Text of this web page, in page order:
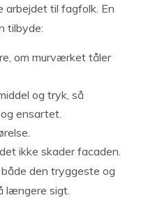
til fagfolk. En
tilbyde:
om murværket tåler
og tryk, så
ensartet.
ikke skader facaden.
den tryggeste og
længere sigt.